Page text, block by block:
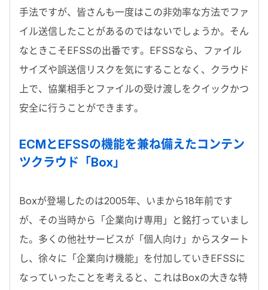
手法ですが、皆さんも一度はこの非効率な方法でファ
イル送信したことがあるのではないでしょうか。そん
なときこそEFSSの出番です。EFSSなら、ファイル
サイズや誤送信リスクを気にすることなく、クラウド
上で、協業相手とファイルの受け渡しをクイックかつ
安全に行うことができます。
ECMとEFSSの機能を兼ね備えたコンテン
ツクラウド「Box」
Boxが登場したのは2005年、いまから18年前です
が、その当時から「企業向け専用」と銘打っていまし
た。多くの他社サービスが「個人向け」からスタート
し、徐々に「企業向け機能」を付加していきEFSSに
なっていったことを考えると、これはBoxの大きな特